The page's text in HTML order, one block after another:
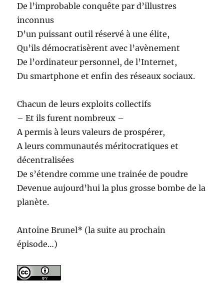
De l’improbable conquête par d’illustres
inconnus
D’un puissant outil réservé à une élite,
Qu’ils démocratisèrent avec l’avènement
De l’ordinateur personnel, de l’Internet,
Du smartphone et enfin des réseaux sociaux.
Chacun de leurs exploits collectifs
– Et ils furent nombreux –
A permis à leurs valeurs de prospérer,
A leurs communautés méritocratiques et
décentralisées
De s’étendre comme une trainée de poudre
Devenue aujourd’hui la plus grosse bombe de la
planète.
Antoine Brunel* (la suite au prochain
épisode…)